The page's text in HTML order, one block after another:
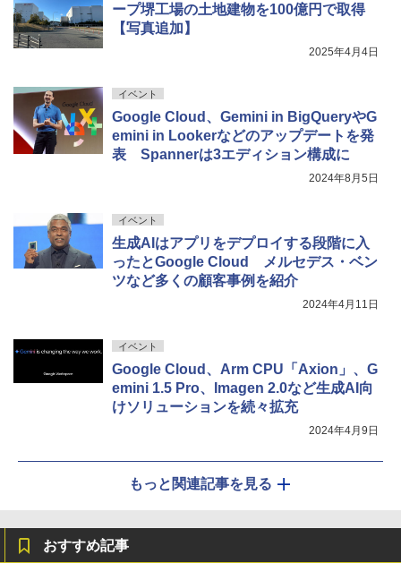
ープ堺工場の土地建物を100億円で取得
【写真追加】
2025年4月4日
イベント
Google Cloud、Gemini in BigQueryやG
emini in Lookerなどのアップデートを発
表 Spannerは3エディション構成に
2024年8月5日
イベント
生成AIはアプリをデプロイする段階に入
ったとGoogle Cloud メルセデス・ベン
ツなど多くの顧客事例を紹介
2024年4月11日
イベント
Google Cloud、Arm CPU「Axion」、G
emini 1.5 Pro、Imagen 2.0など生成AI向
けソリューションを続々拡充
2024年4月9日
もっと関連記事を見る
おすすめ記事